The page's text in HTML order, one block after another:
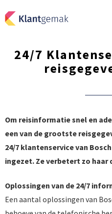
24/7
Om reisinformatie snel en
een van de grootste
24/7 klantenservice van
ingezet. Ze verbetert zo haar
Oplossingen van de 24/7
Een aantal oplossingen van